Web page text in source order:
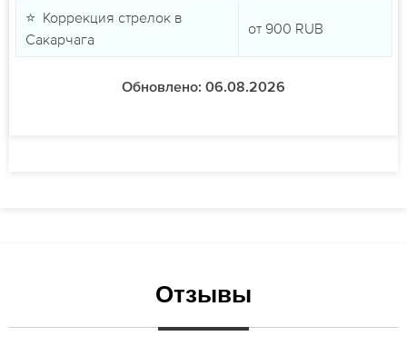
⭐ Коррекция стрелок в
Сакарчага
от 900 RUB
Обновлено: 06.08.2026
Отзывы